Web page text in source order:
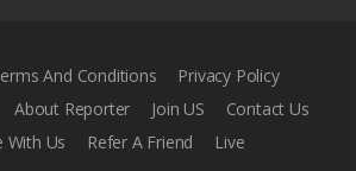
And Conditions
Privacy Policy
About Reporter Join US
Contact Us
With Us
Refer A Friend Live